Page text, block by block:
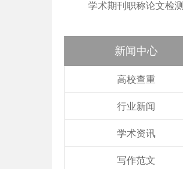
学术期刊职称论文检测
新闻中心
高校查重
行业新闻
学术资讯
写作范文